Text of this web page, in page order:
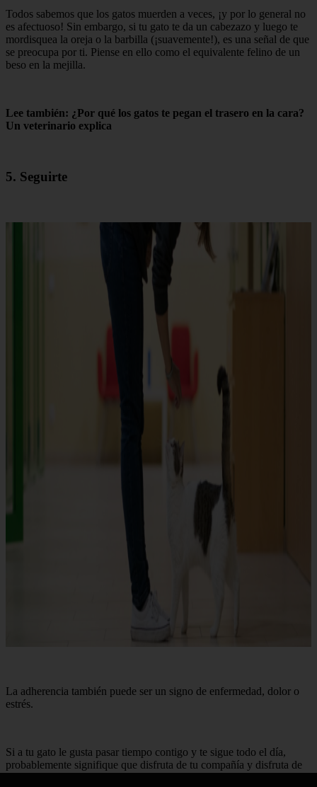
Todos sabemos que los gatos muerden a veces, ¡y por lo general no
es afectuoso! Sin embargo, si tu gato te da un cabezazo y luego te
mordisquea la oreja o la barbilla (¡suavemente!), es una señal de que
se preocupa por ti. Piense en ello como el equivalente felino de un
beso en la mejilla.
Lee también: ¿Por qué los gatos te pegan el trasero en la cara?
Un veterinario explica
5. Seguirte
La adherencia también puede ser un signo de enfermedad, dolor o
estrés.
Si a tu gato le gusta pasar tiempo contigo y te sigue todo el día,
probablemente signifique que disfruta de tu compañía y disfruta de